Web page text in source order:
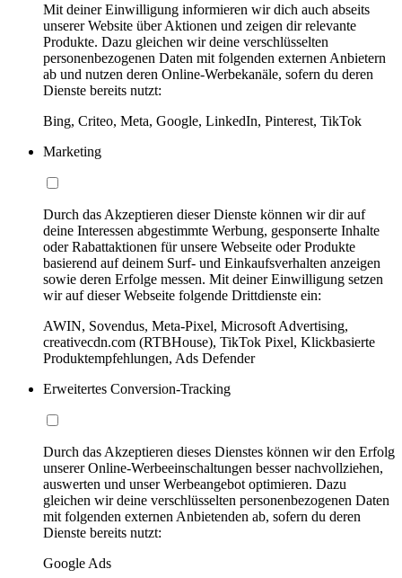
Mit deiner Einwilligung informieren wir dich auch abseits
unserer Website über Aktionen und zeigen dir relevante
Produkte. Dazu gleichen wir deine verschlüsselten
personenbezogenen Daten mit folgenden externen Anbietern
ab und nutzen deren Online-Werbekanäle, sofern du deren
Dienste bereits nutzt:
Bing, Criteo, Meta, Google, LinkedIn, Pinterest, TikTok
Marketing
Durch das Akzeptieren dieser Dienste können wir dir auf
deine Interessen abgestimmte Werbung, gesponserte Inhalte
oder Rabattaktionen für unsere Webseite oder Produkte
basierend auf deinem Surf- und Einkaufsverhalten anzeigen
sowie deren Erfolge messen. Mit deiner Einwilligung setzen
wir auf dieser Webseite folgende Drittdienste ein:
AWIN, Sovendus, Meta-Pixel, Microsoft Advertising,
creativecdn.com (RTBHouse), TikTok Pixel, Klickbasierte
Produktempfehlungen, Ads Defender
Erweitertes Conversion-Tracking
Durch das Akzeptieren dieses Dienstes können wir den Erfolg
unserer Online-Werbeeinschaltungen besser nachvollziehen,
auswerten und unser Werbeangebot optimieren. Dazu
gleichen wir deine verschlüsselten personenbezogenen Daten
mit folgenden externen Anbietenden ab, sofern du deren
Dienste bereits nutzt:
Google Ads